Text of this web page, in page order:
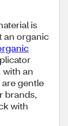
is
an organic
with an
gentle
brands,
with